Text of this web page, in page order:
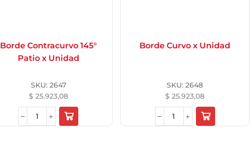
Borde Contracurvo 145°
Patio x Unidad
SKU: 2647
$ 25.923,08
Borde Curvo x Unidad
SKU:2648
$ 25.923,08